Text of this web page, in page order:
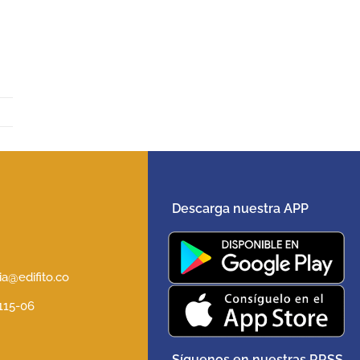
06
Descarga nuestra APP